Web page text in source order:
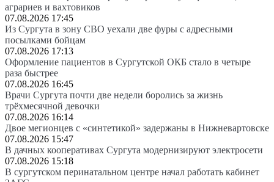
аграриев и вахтовиков
07.08.2026 17:45
Из Сургута в зону СВО уехали две фуры с адресными
посылками бойцам
07.08.2026 17:13
Оформление пациентов в Сургутской ОКБ стало в четыре
раза быстрее
07.08.2026 16:45
Врачи Сургута почти две недели боролись за жизнь
трёхмесячной девочки
07.08.2026 16:14
Двое мегионцев с «синтетикой» задержаны в Нижневартовске
07.08.2026 15:47
В дачных кооперативах Сургута модернизируют электросети
07.08.2026 15:18
В сургутском перинатальном центре начал работать кабинет